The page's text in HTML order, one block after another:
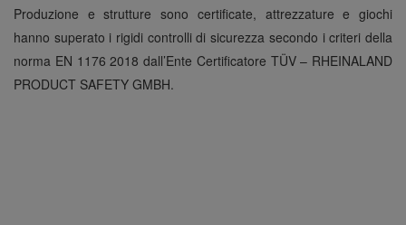
Produzione e strutture sono certificate, attrezzature e giochi
hanno superato i rigidi controlli di sicurezza secondo i criteri della
norma EN 1176 2018 dall’Ente Certificatore TÜV – RHEINALAND
PRODUCT SAFETY GMBH.